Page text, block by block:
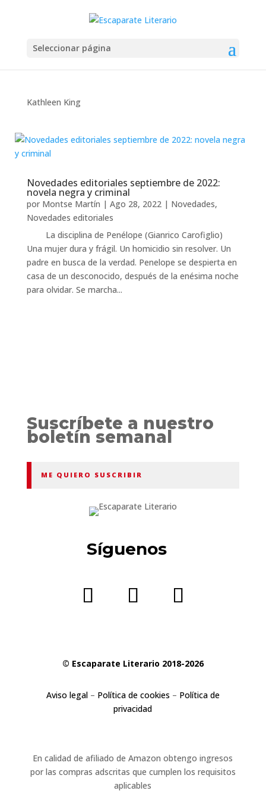
Seleccionar página
Kathleen King
Novedades editoriales septiembre de 2022:
novela negra y criminal
por Montse Martín | Ago 28, 2022| Novedades,
Novedades editoriales
La disciplina de Penélope (Gianrico Carofiglio)
Una mujer dura y frágil. Un homicidio sin resolver. Un
padre en busca de la verdad. Penelope se despierta en
casa de un desconocido, después de la enésima noche
para olvidar. Se marcha...
Suscríbete a nuestro
boletín semanal
ME QUIERO SUSCRIBIR
Síguenos
© Escaparate Literario 2018-2026
Aviso legal– Política de cookies – Política de
privacidad
En calidad de afiliado de Amazon obtengo ingresos
por las compras adscritas que cumplen los requisitos
aplicables